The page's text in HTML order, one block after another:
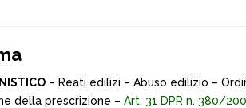
– Reati edilizi – Abuso edilizio –
della prescrizione – Art. 31 DPR n. 380/